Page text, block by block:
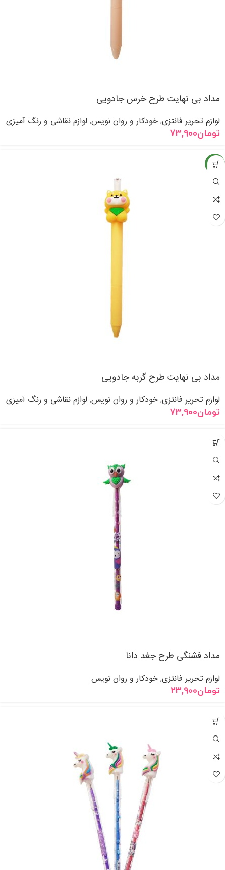
مداد بی نهایت طرح خرس جادویی
لوازم تحریر فانتزی, خودکار و روان نویس, لوازم نقاشی و رنگ آمیزی
تومان73,900
جدید
مداد بی نهایت طرح گربه جادویی
لوازم تحریر فانتزی, خودکار و روان نویس, لوازم نقاشی و رنگ آمیزی
تومان73,900
مداد فشنگی طرح جغد دانا
لوازم تحریر فانتزی, خودکار و روان نویس
تومان23,900